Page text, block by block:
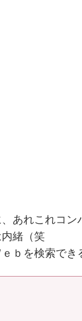
あれこれコ
緒（笑
ｂを検索でき